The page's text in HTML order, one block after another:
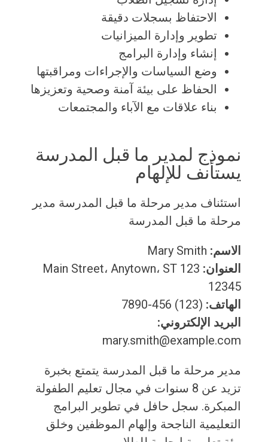
الاحتفاظ بسجلات دقيقة
تطوير وإدارة الميزانيات
إنشاء وإدارة البرامج
وضع السياسات والإجراءات ومراقبتها
الحفاظ على بيئة آمنة وصحية وتعزيزها
بناء علاقات مع الآباء والمجتمعات
نموذج لمدير ما قبل المدرسة
يستأنف للإلهام
استئناف مدير مرحلة ما قبل المدرسة مدير
مرحلة ما قبل المدرسة
الاسم:
العنوان:
123 Main Street، Anytown، ST
12345
الهاتف: (123) 456-7890
البريد الإلكتروني:
mary.smith@example.com
مدير مرحلة ما قبل المدرسة يتمتع بخبرة
تزيد عن 8 سنوات في مجال تعليم الطفولة
المبكرة. سجل حافل في تطوير البرامج
التعليمية الناجحة وإلهام الموظفين وخلق